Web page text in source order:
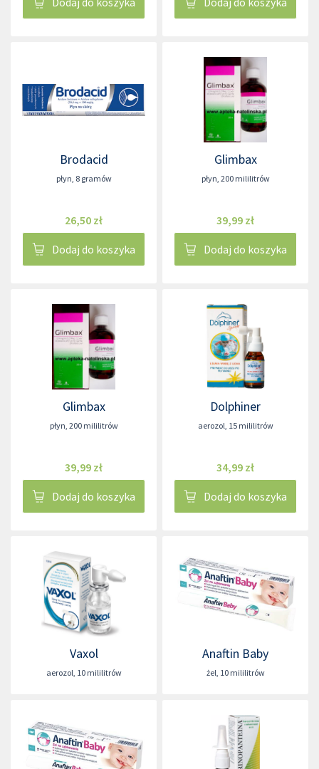
Brodacid
płyn, 8 gramów
26,50 zł
Dodaj do koszyka
Glimbax
płyn, 200 mililitrów
39,99 zł
Dodaj do koszyka
Glimbax
płyn, 200 mililitrów
39,99 zł
Dodaj do koszyka
Dolphiner
aerozol, 15 mililitrów
34,99 zł
Dodaj do koszyka
Vaxol
aerozol, 10 mililitrów
Anaftin Baby
żel, 10 mililitrów